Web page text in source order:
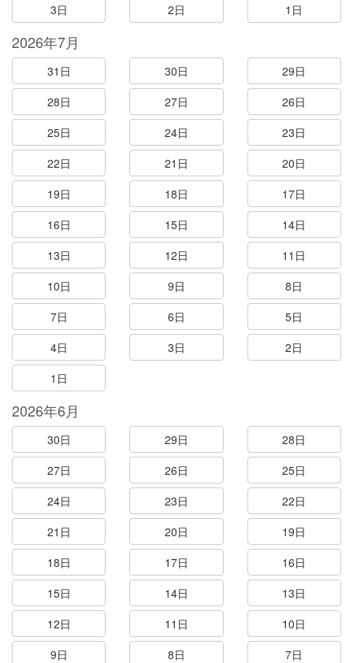
3日
2日 1日
2026年7月
31日 30日
29日
28日
27日
26日
25日
24日
23日
22日
21日
20日
19日
18日
17日
16日
15日
14日
13日
12日
11日
10日
9日
8日
7日
6日
5日
4日
3日
2日
1日
2026年6月
30日 29日
28日
27日
26日
25日
24日
23日
22日
21日
20日
19日
18日
17日
16日
15日
14日
13日
12日
11日
10日
9日
8日
7日